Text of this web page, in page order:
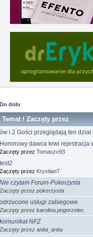
Do dołu
Temat/Zaczęty przez
i 2 Gości przeglądają ten dział.
Honorowy dawca krwi rejestracja
Zaczęty przezTomaszx93
test2
Zaczęty przez KrystianT
Nie czytam Forum-Pokerzysta
Zaczęty przezpokerzysta
odrzucone usługi zabiegowe
Zaczęty przezkarolina.pogorzelec
komunikat NFZ
Zaczęty przezanita_anita